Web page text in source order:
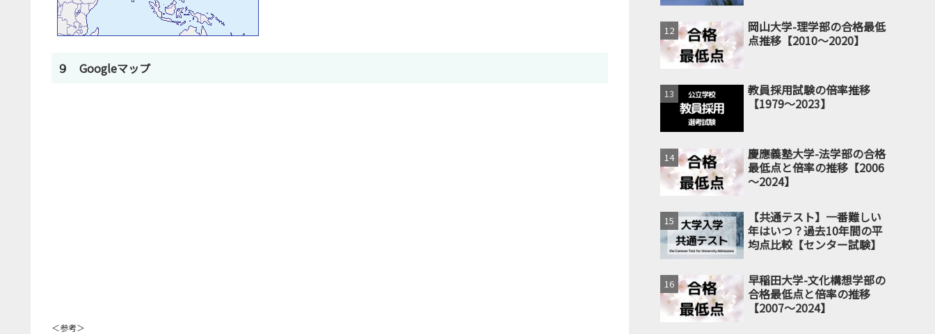
９ Googleマップ
＜参考＞
岡山大学-理学部の合格最低
点推移【2010～2020】
教員採用試験の倍率推移
【1979～2023】
慶應義塾大学-法学部の合格
最低点と倍率の推移【2006
～2024】
【共通テスト】一番難しい
年はいつ？過去10年間の平
均点比較【センター試験】
早稲田大学-文化構想学部の
合格最低点と倍率の推移
【2007～2024】